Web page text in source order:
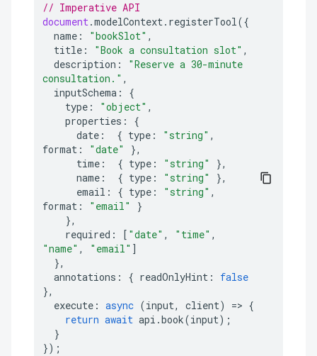
// Imperative API
document.modelContext. registerTool({
name : "bookSlot" ,
title : "Book a consultation slot" ,
description :
"Reserve a 30-minute
consultation." ,
inputSchema :
{
type : "object" ,
properties :
{
date : { type : "string" ,
format : "date"
},
time : { type : "string"
},
name : { type : "string"
},
email : { type : "string" ,
format : "email"
}
},
required : [ "date" , "time" ,
"name" , "email" ]
},
annotations : { readOnlyHint :
false
},
execute : async (input, client) => {
return await api .book(input);
}
});